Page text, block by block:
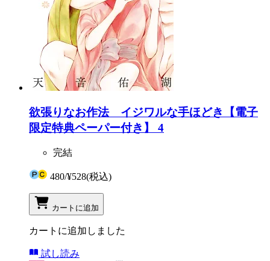
欲張りなお作法 イジワルな手ほどき【電子
限定特典ペーパー付き】 4
完結
480/¥528(税込)
カートに追加
カートに追加しました
試し読み